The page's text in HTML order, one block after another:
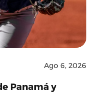
Ago 6, 2026
Panamá y